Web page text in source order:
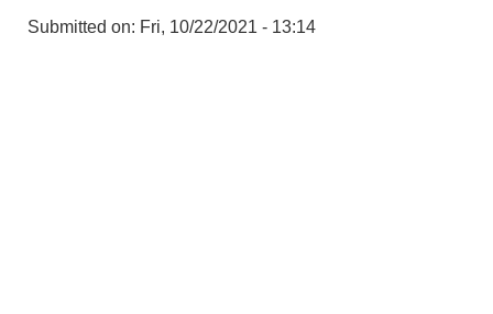
Submitted on: Fri, 10/22/2021 - 13:14